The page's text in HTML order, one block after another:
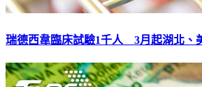
瑞德西韋臨床試驗1千人 3月起湖北、